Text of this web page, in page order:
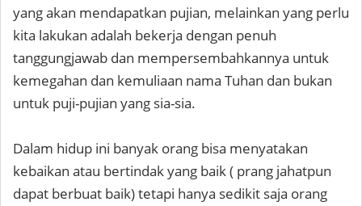
yang akan mendapatkan pujian, melainkan yang perlu
kita lakukan adalah bekerja dengan penuh
tanggungjawab dan mempersembahkannya untuk
kemegahan dan kemuliaan nama Tuhan dan bukan
untuk puji-pujian yang sia-sia.
Dalam hidup ini banyak orang bisa menyatakan
kebaikan atau bertindak yang baik ( prang jahatpun
dapat berbuat baik) tetapi hanya sedikit saja orang